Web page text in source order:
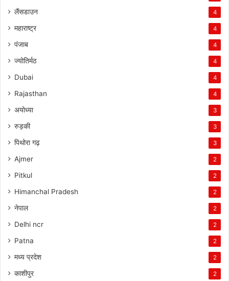
लैंसडाउन 4
महाराष्ट्र 4
पंजाब 4
ज्योतिर्मठ 4
Dubai 4
Rajasthan 4
अयोध्या 3
रुड़की 3
पिथोरा गढ़ 3
Ajmer 2
Pitkul 2
Himanchal Pradesh 2
नेपाल 2
Delhi ncr 2
Patna 2
मध्य प्रदेश 2
काशीपुर 2